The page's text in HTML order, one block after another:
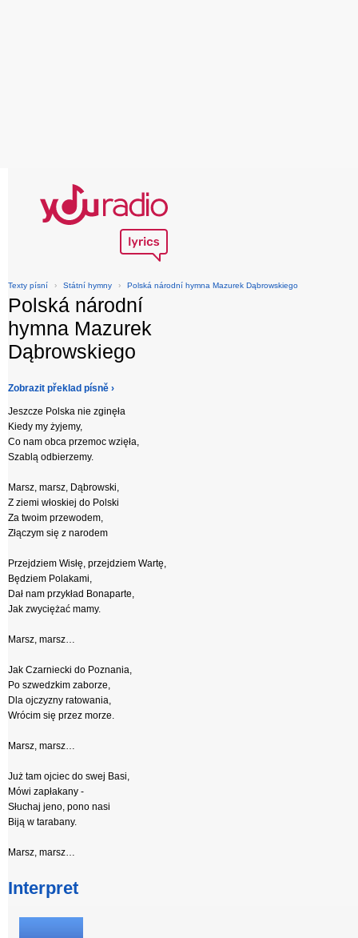
Texty písní › Státní hymny › Polská národní hymna Mazurek Dąbrowskiego
Polská národní
hymna Mazurek
Dąbrowskiego
Zobrazit překlad písně ›
Jeszcze Polska nie zginęła
Kiedy my żyjemy,
Co nam obca przemoc wzięła,
Szablą odbierzemy.
Marsz, marsz, Dąbrowski,
Z ziemi włoskiej do Polski
Za twoim przewodem,
Złączym się z narodem
Przejdziem Wisłę, przejdziem Wartę,
Będziem Polakami,
Dał nam przykład Bonaparte,
Jak zwyciężać mamy.
Marsz, marsz…
Jak Czarniecki do Poznania,
Po szwedzkim zaborze,
Dla ojczyzny ratowania,
Wrócim się przez morze.
Marsz, marsz…
Już tam ojciec do swej Basi,
Mówi zapłakany -
Słuchaj jeno, pono nasi
Biją w tarabany.
Marsz, marsz…
Interpret